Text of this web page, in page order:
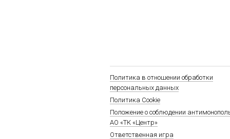
Политика в отношении обработки
персональных данных
Политика Cookie
Положение о соблюдении
АО «ТК «Центр»
Ответственная игра